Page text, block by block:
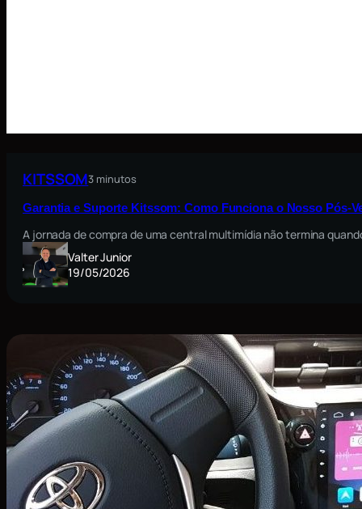
KITSSOM3 minutos
Garantia e Suporte Kitssom: Como Funciona o Nosso Pós-
A jornada de compra de uma central multimídia não termina
Valter Junior
19/05/2026